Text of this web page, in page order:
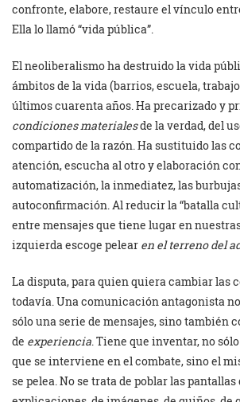
confronte, elabore, restaure el vínculo
Ella lo llamó “vida pública”.
El neoliberalismo ha destruido la vida
ámbitos de la vida (barrios, escuela,
últimos cuarenta años. Ha precarizado y
condiciones materialesde la verdad, del
compartido de la razón. Ha sustituido las
atención, escucha al otro y elaboración
automatización, la inmediatez, las
autoconfirmación. Al reducir la “batalla
entre mensajes que tiene lugar en
izquierda escoge pelear en el terreno del
La disputa, para quien quiera cambiar las
todavía. Una comunicación antagonista
sólo una serie de mensajes, sino también
de experiencia . Tiene que inventar, no
que se interviene en el combate, sino el
se pelea. No se trata de poblar las pantallas